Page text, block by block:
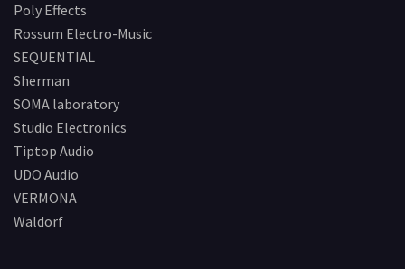
Poly Effects
Rossum Electro-Music
SEQUENTIAL
Sherman
SOMA laboratory
Studio Electronics
Tiptop Audio
UDO Audio
VERMONA
Waldorf